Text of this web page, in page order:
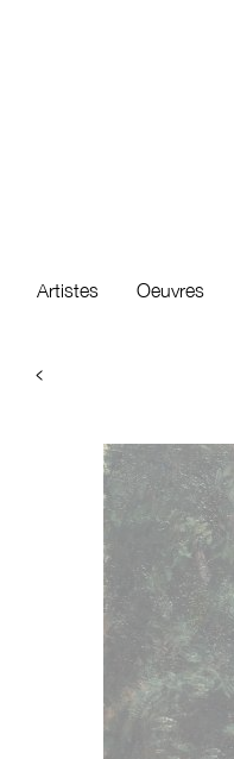
Artistes Oeuvres
<